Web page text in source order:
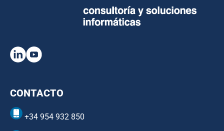
CONTACTO
+34 954 932 850